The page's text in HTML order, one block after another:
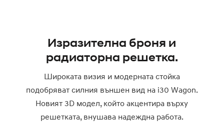
Изразителна броня и
радиаторна решетка.
Широката визия и модерната стойка
подобряват силния външен вид на i30 Wagon.
Новият 3D модел, който акцентира върху
решетката, внушава надеждна работа.